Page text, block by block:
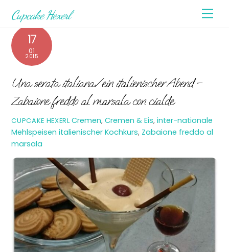
content
Cupcake Hexerl
17
01
2015
Una serata italiana/ein italienischer Abend –
Zabaione freddo al marsala con cialde
CUPCAKE HEXERL Cremen,Cremen & Eis,inter-nationale
Mehlspeisen italienischer Kochkurs, Zabaione freddo al
marsala